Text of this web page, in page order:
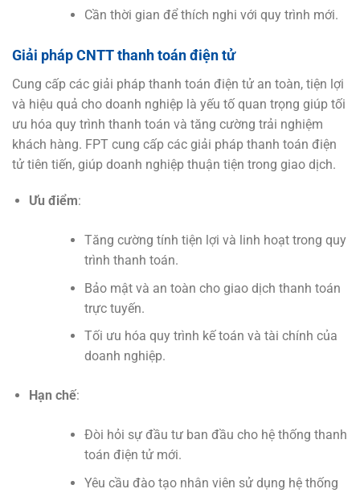
Cần thời gian để thích nghi với quy trình mới.
Giải pháp CNTT thanh toán điện tử
Cung cấp các giải pháp thanh toán điện tử an toàn, tiện lợi
và hiệu quả cho doanh nghiệp là yếu tố quan trọng giúp tối
ưu hóa quy trình thanh toán và tăng cường trải nghiệm
khách hàng. FPT cung cấp các giải pháp thanh toán điện
tử tiên tiến, giúp doanh nghiệp thuận tiện trong giao dịch.
Ưu điểm:
Tăng cường tính tiện lợi và linh hoạt trong quy
trình thanh toán.
Bảo mật và an toàn cho giao dịch thanh toán
trực tuyến.
Tối ưu hóa quy trình kế toán và tài chính của
doanh nghiệp.
Hạn chế:
Đòi hỏi sự đầu tư ban đầu cho hệ thống thanh
toán điện tử mới.
Yêu cầu đào tạo nhân viên sử dụng hệ thống